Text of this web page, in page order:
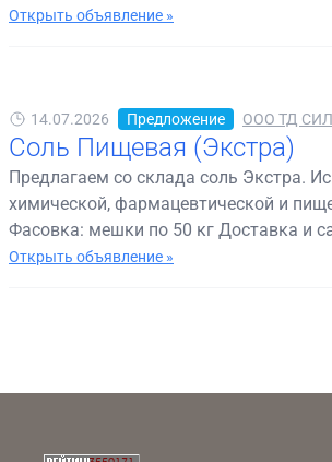
Открыть объявление »
14.07.2026 Предложение ООО ТД
Соль Пищевая (Экстра)
Предлагаем со склада соль Экстра.
химической, фармацевтической и
Фасовка: мешки по 50 кг Доставка и
Открыть объявление »